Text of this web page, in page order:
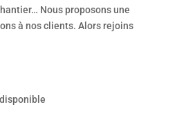
Nous proposons une
à nos clients. Alors rejoins